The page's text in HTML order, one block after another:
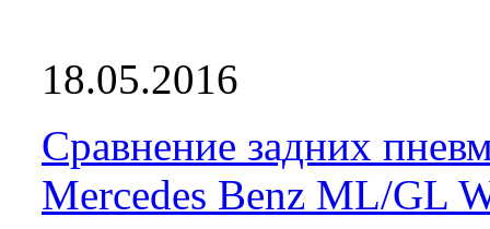
18.05.2016
Сравнение задних
Mercedes Benz ML/GL